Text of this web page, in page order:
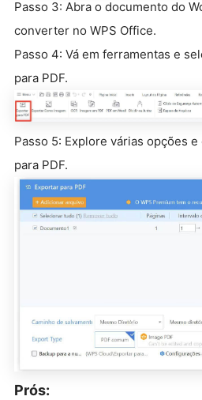
Passo 3: Abra o documento do
converter no WPS Office.
Passo 4: Vá em ferramentas e
para PDF.
Passo 5: Explore várias opções
para PDF.
Prós: